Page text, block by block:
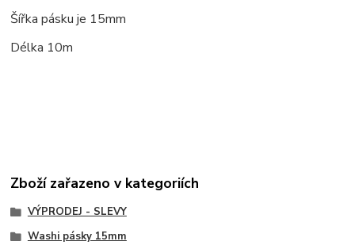
Šířka pásku je 15mm
Délka 10m
Zboží zařazeno v kategoriích
VÝPRODEJ - SLEVY
Washi pásky 15mm